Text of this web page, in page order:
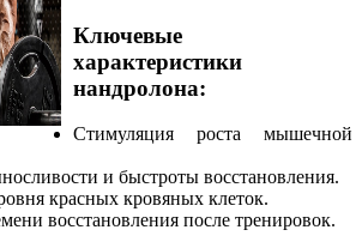
Ключевые
характеристики
нандролона:
Стимуляция роста мышечной
и быстроты восстановления.
красных кровяных клеток.
восстановления после тренировок.